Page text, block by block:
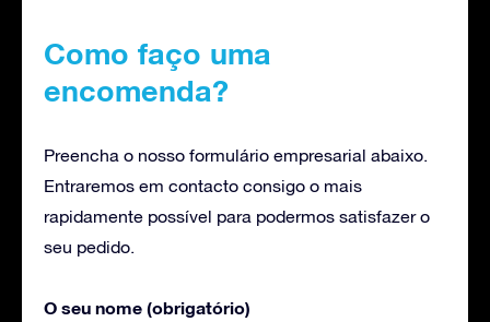
Como faço uma
encomenda?
Preencha o nosso formulário empresarial abaixo.
Entraremos em contacto consigo o mais
rapidamente possível para podermos satisfazer o
seu pedido.
O seu nome (obrigatório)